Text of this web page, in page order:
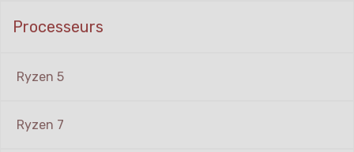
Processeurs
Ryzen 5
Ryzen 7